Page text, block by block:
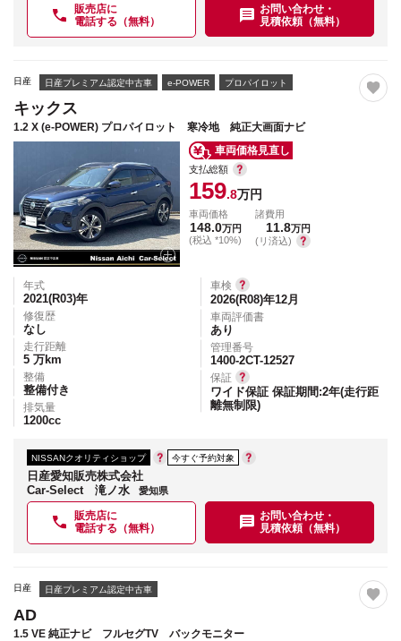
販売店に
電話する（無料）
お問い合わせ・
見積依頼（無料）
日産 日産プレミアム認定中古車 e-POWER プロパイロット
キックス
1.2 X (e-POWER) プロパイロット 寒冷地 純正大画面ナビ
車両価格見直し
支払総額
159.8万円
車両価格
148.0万円
(税込 *10%)
諸費用
11.8万円
(リ済込)
年式
2021(R03)年
修復歴
なし
走行距離
5 万km
整備
整備付き
排気量
1200cc
車検
2026(R08)年12月
車両評価書
あり
管理番号
1400-2CT-12527
保証
ワイド保証 保証期間:2年(走行距
離無制限)
NISSANクオリティショップ 今すぐ予約対象
日産愛知販売株式会社
Car-Select 滝ノ水
愛知県
販売店に
電話する（無料）
お問い合わせ・
見積依頼（無料）
日産 日産プレミアム認定中古車
AD
1.5 VE 純正ナビ フルセグTV バックモニター